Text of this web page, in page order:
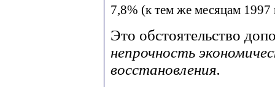
7,8% (к тем же месяцам 1997
Это обстоятельство
непрочность
восстановления.